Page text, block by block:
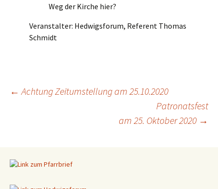
Weg der Kirche hier?
Veranstalter: Hedwigsforum, Referent Thomas
Schmidt
Beitragsnavigation
← Achtung Zeitumstellung am 25.10.2020
Patronatsfest
am 25. Oktober 2020 →